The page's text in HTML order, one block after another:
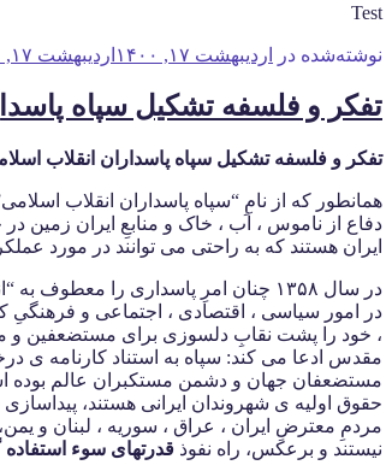
Test
نوشته‌شده در اردیبهشت ۱۷, ۱۴۰۰ اردیبهشت ۱۷, ۱۴۰۰
تفکر و فلسفه تشکیل سپاه
تفکر و فلسفه تشکیل سپاه پاسداران انقلاب
همانطور که از نامِ “سپاه پاسداران انقلاب
دفاع از ناموس ، آب ، خاک و منابعِ ایران
ایران هستند که به راحتی می توانند در مورد
در سال ۱۳۵۸ چنان امرِ پاسداری را معطوف به “انقلاب اسلامی” کردند که خود می دانستند روزی فرا خواهد رسید که
در امور سیاسی ، اقتصادی ، اجتماعی و فرهنگیِ
، خود را پشت نقابِ دلسوزی برای مستضعفین و
مقدس ادعا می کند: سپاه به استناد کارنامه ی
مستضعفان جهان و دشمن مستکبران عالم بوده
حقوق اولیه ی شهروندان ایرانی هستند،
مردمِ معترضِ ایران ، عراق ، سوریه ، لبنان و
نیستند و برعکس، راه نفوذ قدرتهای سوء